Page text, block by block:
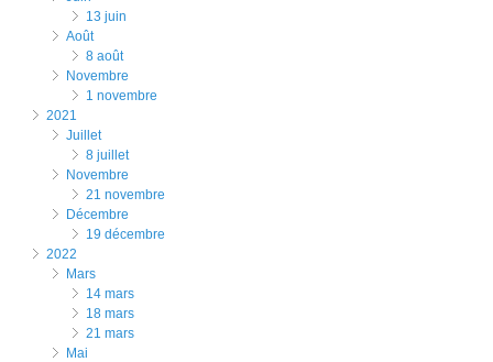
13 juin
août
8 août
novembre
1 novembre
2021
juillet
8 juillet
novembre
21 novembre
décembre
19 décembre
2022
mars
14 mars
18 mars
21 mars
mai